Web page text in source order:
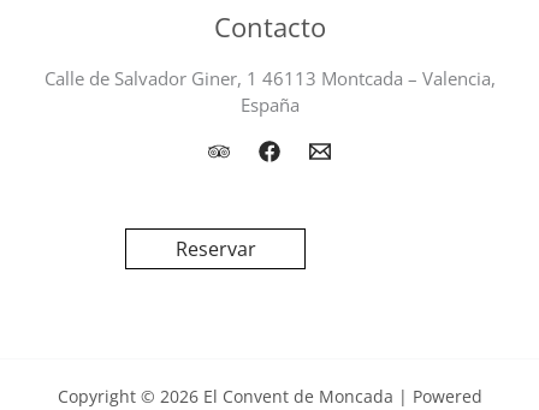
Contacto
Calle de Salvador Giner, 1 46113 Montcada – Valencia,
España
Reservar
Copyright © 2026 El Convent de Moncada | Powered